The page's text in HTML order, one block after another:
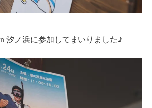
汐ノ浜に参加してまいりました♪